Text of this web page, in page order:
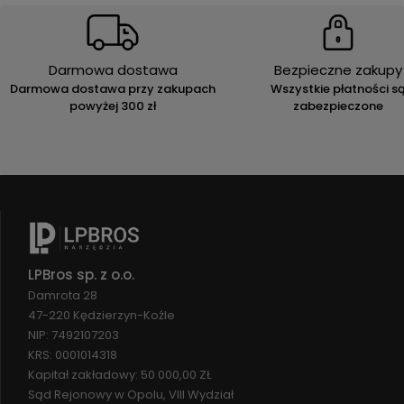
Darmowa dostawa
Darmowa dostawa przy zakupach
powyżej 300 zł
Bezpieczne zakupy
Wszystkie płatności
zabezpieczone
LPBros sp. z o.o.
Damrota 28
47-220 Kędzierzyn-Koźle
NIP: 7492107203
KRS: 0001014318
Kapitał zakładowy: 50 000,00 ZŁ
Sąd Rejonowy w Opolu, VIII Wydział